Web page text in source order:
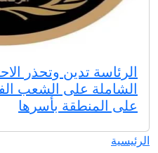
الرئاسة تدين وتحذر
الشاملة على الشعب
على المنطقة بأسرها
الرئيسية